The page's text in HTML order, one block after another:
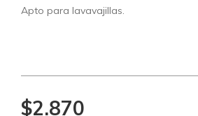
Apto para lavavajillas.
$2.870